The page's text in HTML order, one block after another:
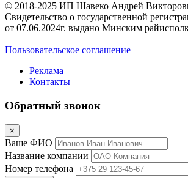
© 2018-2025 ИП Шавеко Андрей
Свидетельство о государственной
от 07.06.2024г. выдано Минским
Пользовательское соглашение
Реклама
Контакты
Обратный звонок
×
Ваше ФИО
Название компании
Номер телефона